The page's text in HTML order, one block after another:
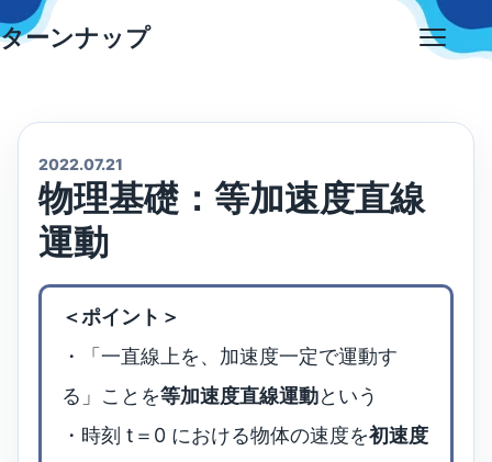
Skip
to
ターンナップ
2022.07.21
物理基礎：等加速度直線
運動
＜ポイント＞
・「一直線上を、加速度一定で運動す
る」ことを等加速度直線運動という
・時刻 t＝0 における物体の速度を初速度